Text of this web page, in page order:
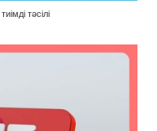
тәсілі